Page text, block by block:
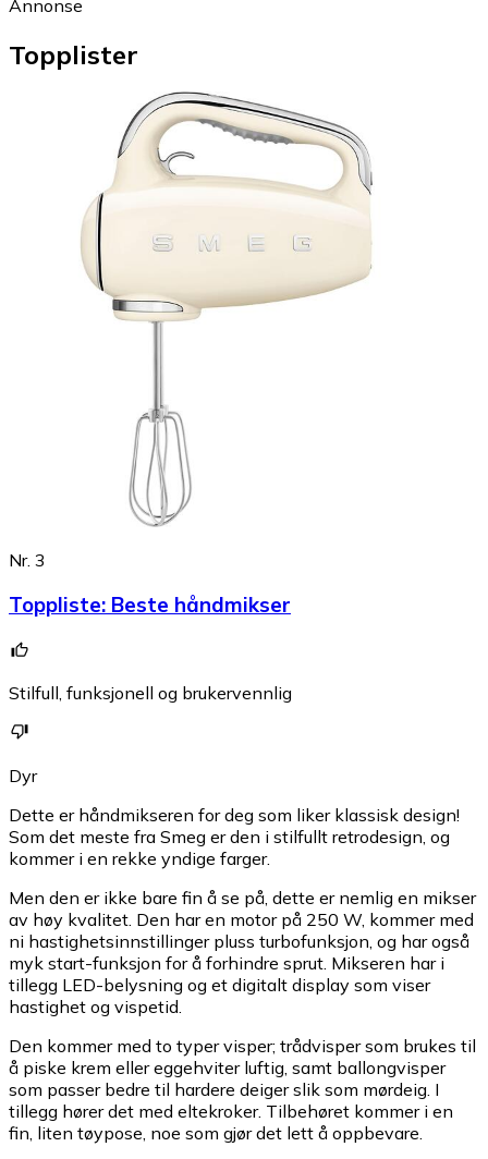
Annonse
Topplister
Nr. 3
Toppliste: Beste håndmikser
Stilfull, funksjonell og brukervennlig
Dyr
Dette er håndmikseren for deg som liker klassisk design!
Som det meste fra Smeg er den i stilfullt retrodesign, og
kommer i en rekke yndige farger.
Men den er ikke bare fin å se på, dette er nemlig en mikser
av høy kvalitet. Den har en motor på 250 W, kommer med
ni hastighetsinnstillinger pluss turbofunksjon, og har også
myk start-funksjon for å forhindre sprut. Mikseren har i
tillegg LED-belysning og et digitalt display som viser
hastighet og vispetid.
Den kommer med to typer visper; trådvisper som brukes til
å piske krem eller eggehviter luftig, samt ballongvisper
som passer bedre til hardere deiger slik som mørdeig. I
tillegg hører det med eltekroker. Tilbehøret kommer i en
fin, liten tøypose, noe som gjør det lett å oppbevare.